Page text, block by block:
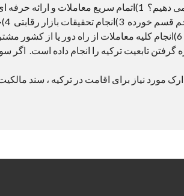
ما در این زمینه چه کارهایی انجام می دهیم؟ 1)اتمام سریع
مورد نیاز برای اقامت در ترکیه ، سند